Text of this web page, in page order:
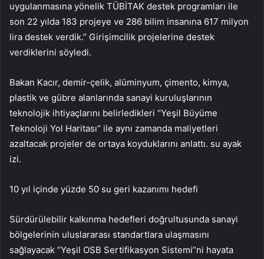
uygulanmasına yönelik TÜBİTAK destek programları ile
son 22 yılda 183 projeye ve 286 bilim insanına 617 milyon
lira destek verdik.” Girişimcilik projelerine destek
verdiklerini söyledi.
Bakan Kacır, demir-çelik, alüminyum, çimento, kimya,
plastik ve gübre alanlarında sanayi kuruluşlarının
teknolojik ihtiyaçlarını belirledikleri “Yeşil Büyüme
Teknoloji Yol Haritası” ile aynı zamanda maliyetleri
azaltacak projeler de ortaya koyduklarını anlattı. su ayak
izi.
10 yıl içinde yüzde 50 su geri kazanımı hedefi
Sürdürülebilir kalkınma hedefleri doğrultusunda sanayi
bölgelerinin uluslararası standartlara ulaşmasını
sağlayacak “Yeşil OSB Sertifikasyon Sistemi”ni hayata